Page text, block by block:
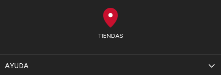
TIENDAS
AYUDA